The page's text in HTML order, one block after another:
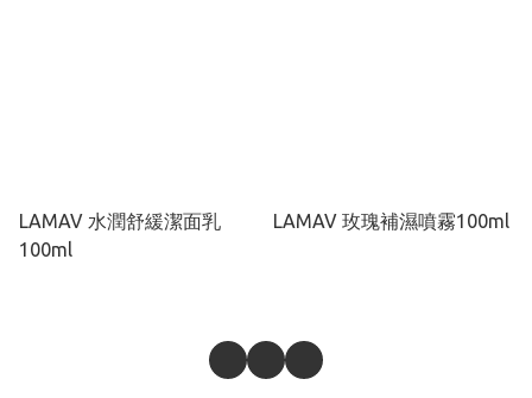
LAMAV 水潤舒緩潔面乳
100ml
LAMAV 玫瑰補濕噴霧100ml